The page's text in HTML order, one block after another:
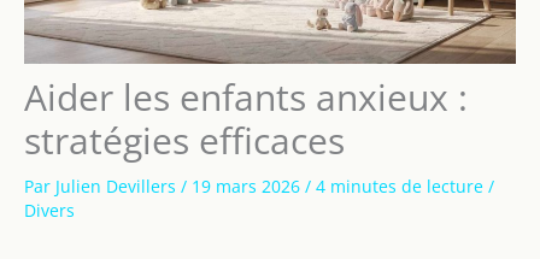
Aider les enfants anxieux :
stratégies efficaces
Par Julien Devillers / 19 mars 2026 / 4 minutes de lecture /
Divers